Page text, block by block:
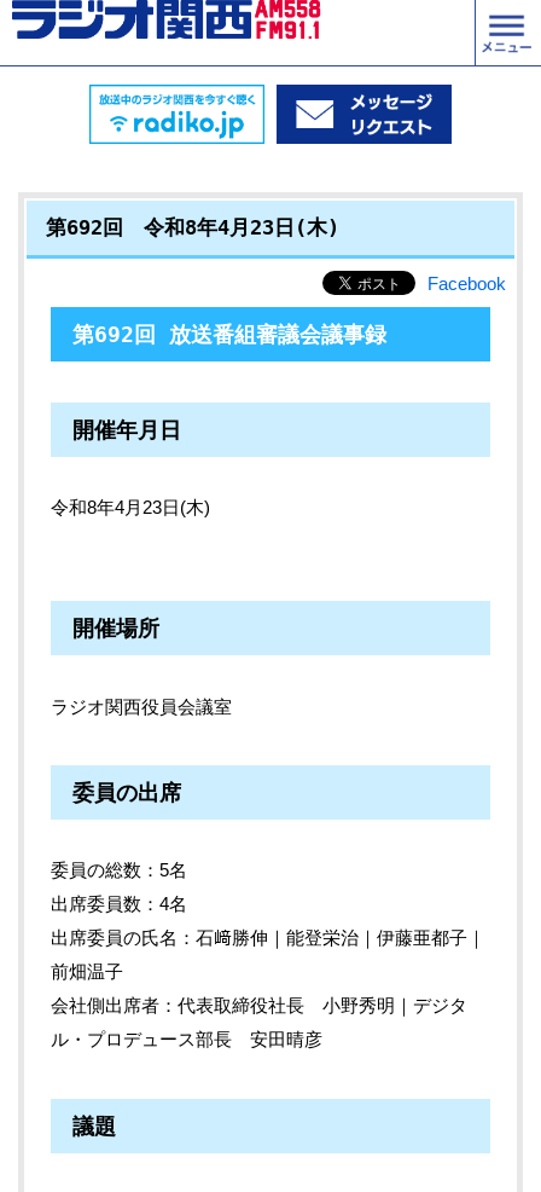
第692回 令和8年4月23日(木)
Facebook
第692回 放送番組審議会議事録
開催年月日
令和8年4月23日(木)
開催場所
ラジオ関西役員会議室
委員の出席
委員の総数：5名
出席委員数：4名
出席委員の氏名：石﨑勝伸｜能登栄治｜伊藤亜都子｜
前畑温子
会社側出席者：代表取締役社長 小野秀明｜デジタ
ル・プロデュース部長 安田晴彦
議題